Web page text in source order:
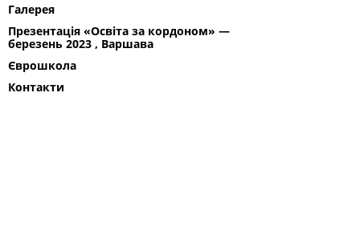
Галерея
Презентація «Освіта за кордоном» —
березень 2023 , Варшава
Єврошкола
Контакти